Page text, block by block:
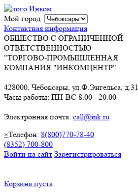
Мой город:
Контактная информация
ОБЩЕСТВО С ОГРАНИЧЕННОЙ
ОТВЕТСТВЕННОСТЬЮ
"ТОРГОВО-ПРОМЫШЛЕННАЯ
КОМПАНИЯ "ИНКОМЦЕНТР"
428000, Чебоксары, ул.Ф.Энгельса, д.31
Часы работы: ПН-ВС 8.00 - 20.00
Электронная почта: call@ink.ru
×Телефон: 8(800)770-78-40
(8352) 700-800
Войти на сайт Зарегистрироваться
Корзина пуста